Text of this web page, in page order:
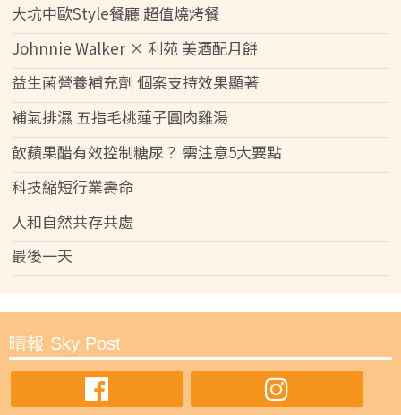
大坑中歐Style餐廳 超值燒烤餐
Johnnie Walker × 利苑 美酒配月餅
益生菌營養補充劑 個案支持效果顯著
補氣排濕 五指毛桃蓮子圓肉雞湯
飲蘋果醋有效控制糖尿？ 需注意5大要點
科技縮短行業壽命
人和自然共存共處
最後一天
晴報 Sky Post